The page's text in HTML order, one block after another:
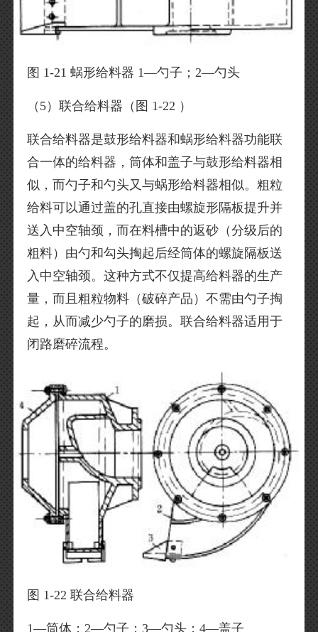
图 1-21 蜗形给料器 1—勺子；2—勺头
（5）联合给料器（图 1-22 ）
联合给料器是鼓形给料器和蜗形给料器功能联
合一体的给料器，筒体和盖子与鼓形给料器相
似，而勺子和勺头又与蜗形给料器相似。粗粒
给料可以通过盖的孔直接由螺旋形隔板提升并
送入中空轴颈，而在料槽中的返砂（分级后的
粗料）由勺和勾头掏起后经筒体的螺旋隔板送
入中空轴颈。这种方式不仅提高给料器的生产
量，而且粗粒物料（破碎产品）不需由勺子掏
起，从而减少勺子的磨损。联合给料器适用于
闭路磨碎流程。
图 1-22 联合给料器
1—筒体；2—勺子；3—勺头；4—盖子